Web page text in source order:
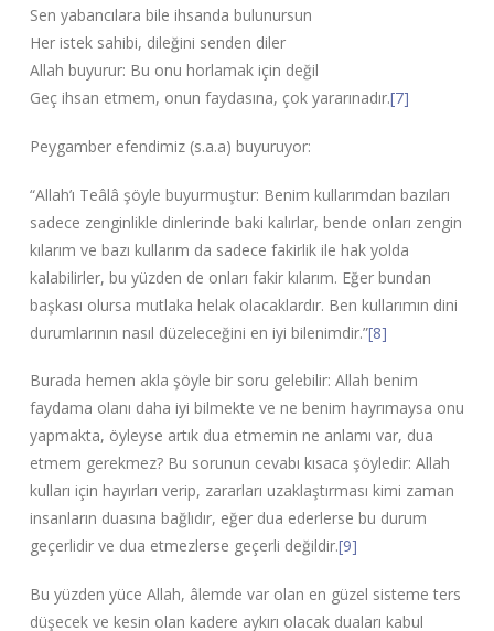
Sen yabancılara bile ihsanda bulunursun
Her istek sahibi, dileğini senden diler
Allah buyurur: Bu onu horlamak için değil
Geç ihsan etmem, onun faydasına, çok yararınadır.[7]
Peygamber efendimiz (s.a.a) buyuruyor:
“Allah’ı Teâlâ şöyle buyurmuştur: Benim kullarımdan bazıları
sadece zenginlikle dinlerinde baki kalırlar, bende onları zengin
kılarım ve bazı kullarım da sadece fakirlik ile hak yolda
kalabilirler, bu yüzden de onları fakir kılarım. Eğer bundan
başkası olursa mutlaka helak olacaklardır. Ben kullarımın dini
durumlarının nasıl düzeleceğini en iyi bilenimdir.”[8]
Burada hemen akla şöyle bir soru gelebilir: Allah benim
faydama olanı daha iyi bilmekte ve ne benim hayrımaysa onu
yapmakta, öyleyse artık dua etmemin ne anlamı var, dua
etmem gerekmez? Bu sorunun cevabı kısaca şöyledir: Allah
kulları için hayırları verip, zararları uzaklaştırması kimi zaman
insanların duasına bağlıdır, eğer dua ederlerse bu durum
geçerlidir ve dua etmezlerse geçerli değildir.[9]
Bu yüzden yüce Allah, âlemde var olan en güzel sisteme ters
düşecek ve kesin olan kadere aykırı olacak duaları kabul